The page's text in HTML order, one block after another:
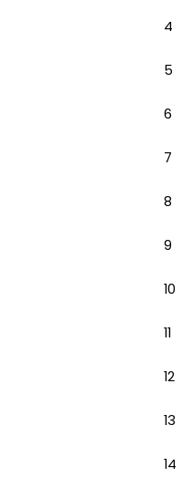
4
5
6
7
8
9
10
11
12
13
14